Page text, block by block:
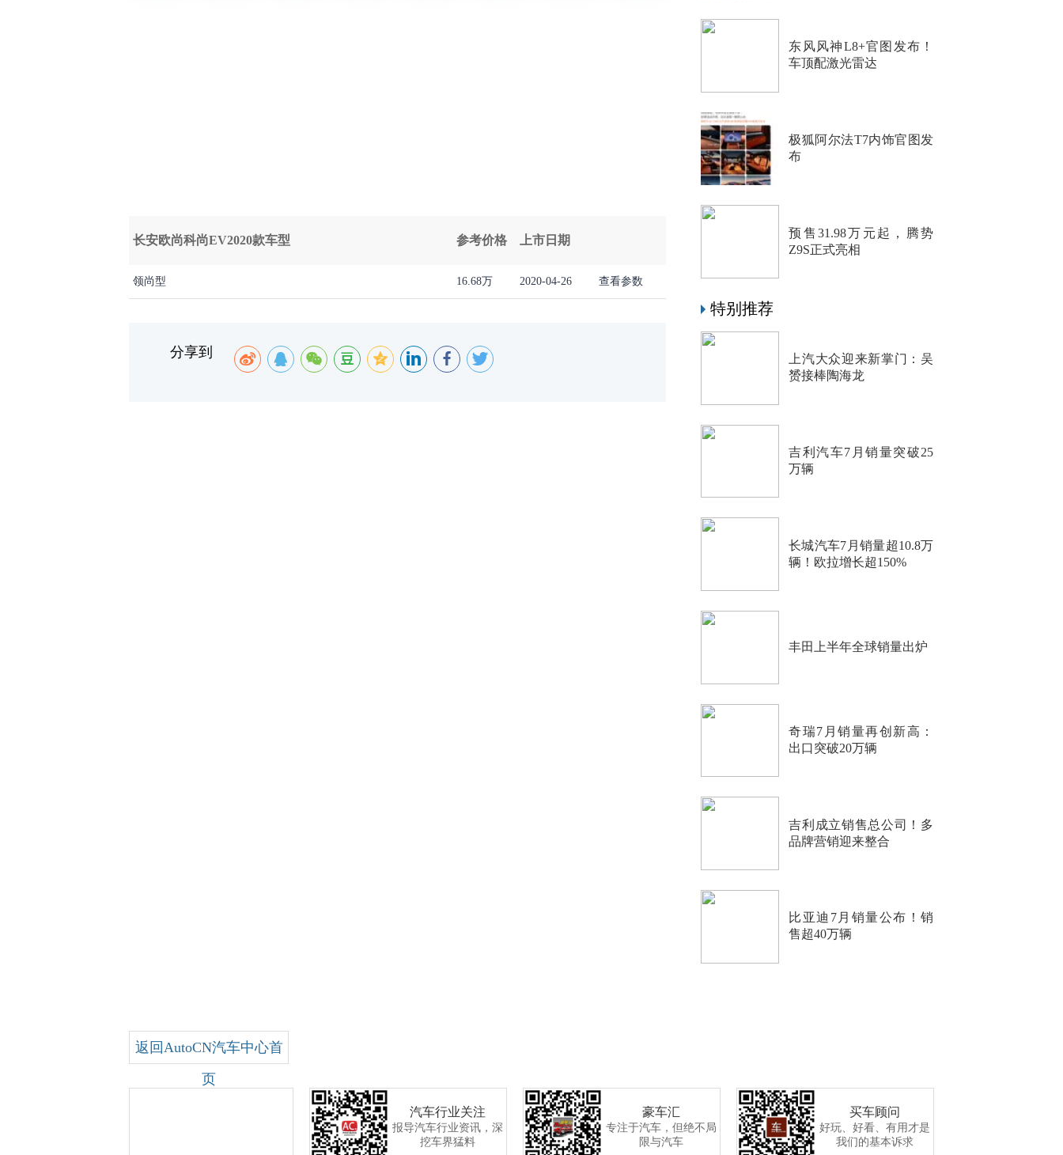
长安欧尚科尚EV2020款车型 参考价格 上市日期
领尚型 16.68万 2020-04-26 查看参数
分享到
东风风神L8+官图发布！
车顶配激光雷达
极狐阿尔法T7内饰官图发
布
预售31.98万元起，腾势
Z9S正式亮相
特别推荐
上汽大众迎来新掌门：吴
赟接棒陶海龙
吉利汽车7月销量突破25
万辆
长城汽车7月销量超10.8万
辆！欧拉增长超150%
丰田上半年全球销量出炉
奇瑞7月销量再创新高：
出口突破20万辆
吉利成立销售总公司！多
品牌营销迎来整合
比亚迪7月销量公布！销
售超40万辆
返回AutoCN汽车中心首
页
汽车行业关注
报导汽车行业资讯，深
挖车界猛料
豪车汇
专注于汽车，但绝不局
限与汽车
买车顾问
好玩、好看、有用才是
我们的基本诉求